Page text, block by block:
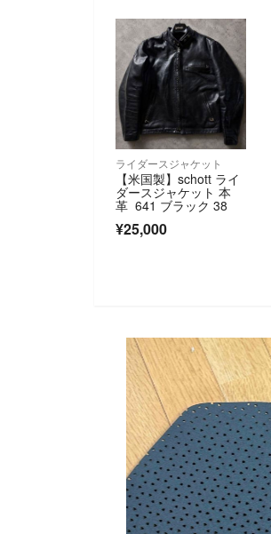
ライダースジャケット
【米国製】schott ライ
ダースジャケット 本
革 641 ブラック 38
¥25,000
SOLD OUT